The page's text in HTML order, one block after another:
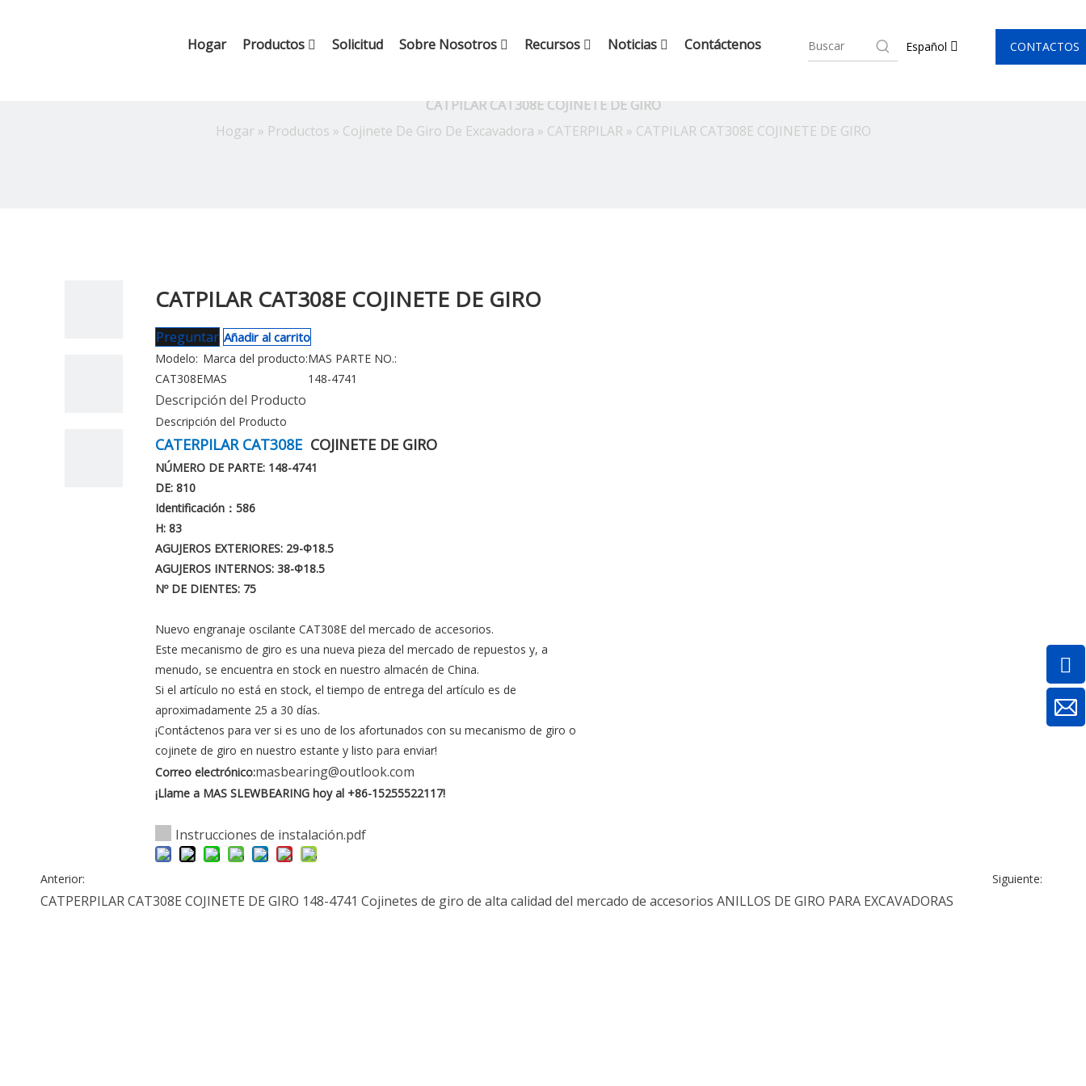
Hogar Productos Solicitud Sobre Nosotros Recursos Noticias Contáctenos Español CONTACTOS
CATPILAR CAT308E COJINETE DE GIRO
Hogar » Productos » Cojinete De Giro De Excavadora » CATERPILAR » CATPILAR CAT308E COJINETE DE GIRO
CATPILAR CAT308E COJINETE DE GIRO
Preguntar Añadir al carrito
Modelo:
CAT308E
Marca del producto:
MAS
MAS PARTE NO.:
148-4741
Descripción del Producto
Descripción del Producto
CATERPILAR CAT308E COJINETE DE GIRO
NÚMERO DE PARTE: 148-4741
DE: 810
Identificación：586
H: 83
AGUJEROS EXTERIORES: 29-Φ18.5
AGUJEROS INTERNOS: 38-Φ18.5
Nº DE DIENTES: 75
Nuevo engranaje oscilante CAT308E del mercado de accesorios.
Este mecanismo de giro es una nueva pieza del mercado de repuestos y, a
menudo, se encuentra en stock en nuestro almacén de China.
Si el artículo no está en stock, el tiempo de entrega del artículo es de
aproximadamente 25 a 30 días.
¡Contáctenos para ver si es uno de los afortunados con su mecanismo de giro o
cojinete de giro en nuestro estante y listo para enviar!
Correo electrónico:masbearing@outlook.com
¡Llame a MAS SLEWBEARING hoy al +86-15255522117!
Instrucciones de instalación.pdf
Anterior: Siguiente:
CATPERPILAR CAT308E COJINETE DE GIRO 148-4741 Cojinetes de giro de alta calidad del mercado de accesorios ANILLOS DE GIRO PARA EXCAVADORAS